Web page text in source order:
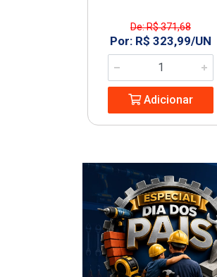
De: R$ 371,68
Por: R$ 323,99/UN
Adicionar